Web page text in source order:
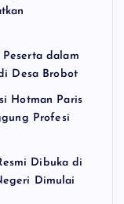
dalam
Desa Brobot
Hotman Paris
Profesi
Dibuka di
Dimulai